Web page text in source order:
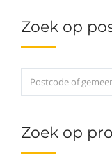
Zoek op
Zoek op